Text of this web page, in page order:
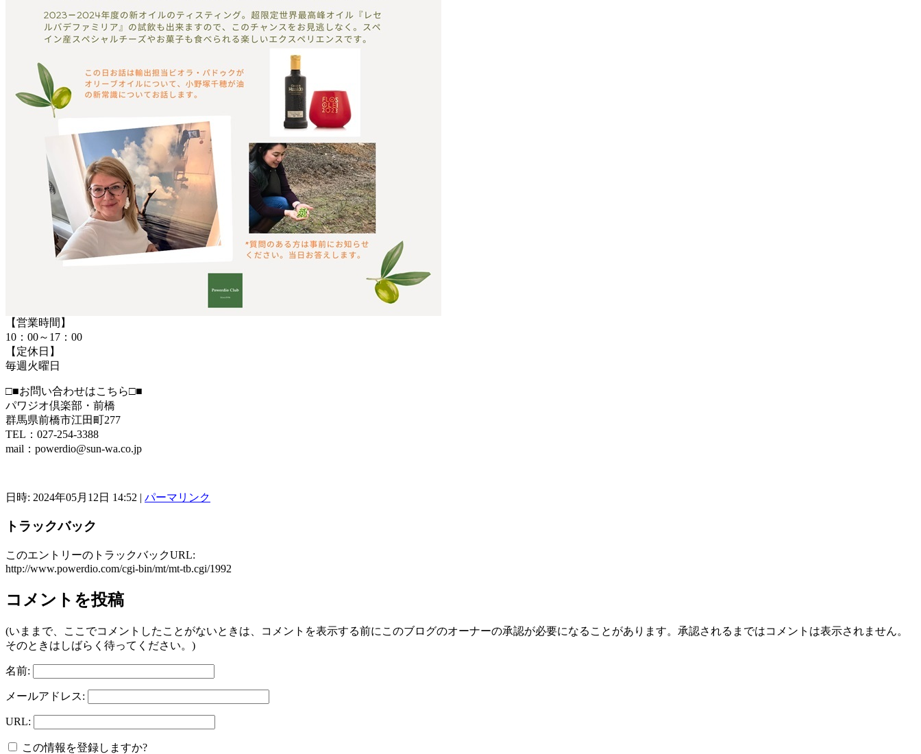
【営業時間】
10：00～17：00
【定休日】
毎週火曜日
□■お問い合わせはこちら□■
パワジオ倶楽部・前橋
群馬県前橋市江田町277
TEL：027-254-3388
mail：powerdio@sun-wa.co.jp
日時: 2024年05月12日 14:52 | パーマリンク
トラックバック
このエントリーのトラックバックURL:
http://www.powerdio.com/cgi-bin/mt/mt-tb.cgi/1992
コメントを投稿
(いままで、ここでコメントしたことがないときは、コメントを表示する前にこのブログのオーナーの承認が必要になることがあります。承認されるまではコメントは表示されません。
そのときはしばらく待ってください。)
名前:
メールアドレス:
URL:
この情報を登録しますか?